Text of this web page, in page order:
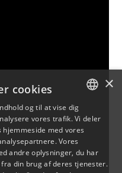
DANISH
×
cookies
og til at vise dig
vores trafik. Vi deler
med vores
Vores
andre oplysninger, du har
din brug af deres tjenester.